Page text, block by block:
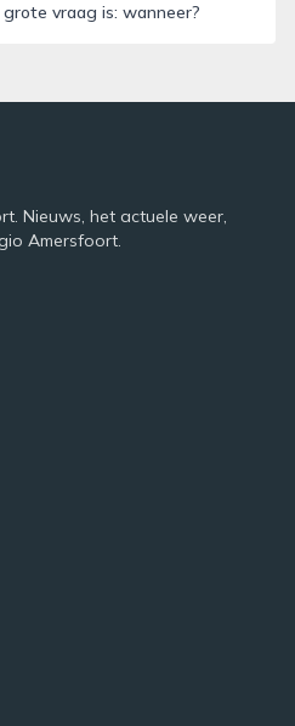
vraag is: wanneer?
Nieuws, het actuele weer,
Amersfoort.